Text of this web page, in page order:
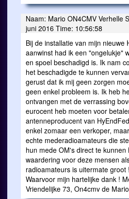
Naam: Mario ON4CMV Verhelle
juni 2016 Time: 10:56:58
Bij de installatie van mijn nieuwe
aanwinst had ik een "ongelukje"
en spoel beschadigd is. Ik nam
het beschadigde te kunnen
gerust dat ik mij geen zorgen
geen enkel probleem is. Ik heb
ontvangen met de verrassing
eurocent heb moeten voor
antenneproducent van
enkel zomaar een verkoper,
echte mederadioamateurs die
hun mede OM's direct te kunnen
waardering voor deze mensen
radioamateurs is uitermate groot !
Waarvoor mijn hartelijke dank !
Vriendelijke 73, On4cmv de Mario